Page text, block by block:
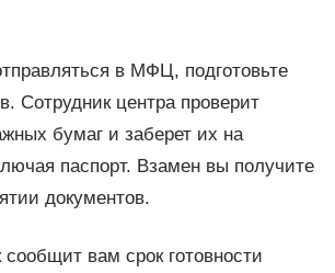
в МФЦ, подготовьте
Сотрудник центра проверит
бумаг и заберет их на
паспорт. Взамен вы получите
документов.
сообщит вам срок готовности